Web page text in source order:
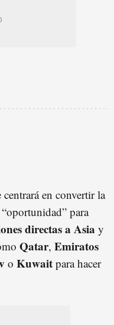
centrará en convertir la
para
directas a Asia y
Qatar, Emiratos
o Kuwait para hacer